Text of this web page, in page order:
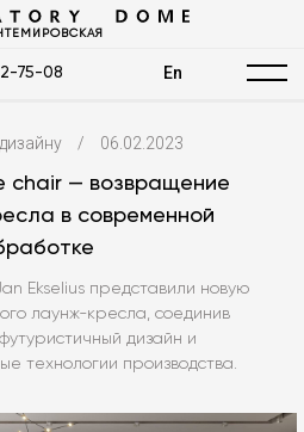
75-08 En
/ 06.02.2023
chair — возвращение
в современной
Ekselius представили новую
лаунж-кресла, соединив
дизайн и
технологии производства.